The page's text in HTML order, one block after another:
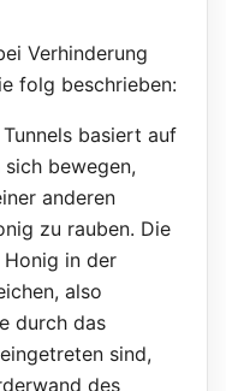
Verhinderung
folg beschrieben:
basiert auf
sich bewegen,
anderen
zu rauben. Die
Honig in der
also
durch das
sind,
des